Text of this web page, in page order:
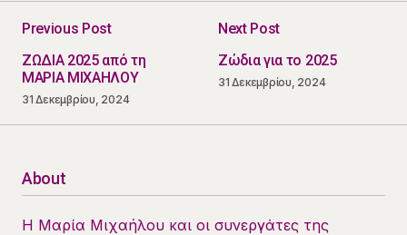
Previous Post
ΖΩΔΙΑ 2025 από τη
ΜΑΡΙΑ ΜΙΧΑΗΛΟΥ
31 Δεκεμβρίου, 2024
Next Post
Ζώδια για το 2025
31 Δεκεμβρίου, 2024
About
Η Μαρία Μιχαήλου και οι συνεργάτες της